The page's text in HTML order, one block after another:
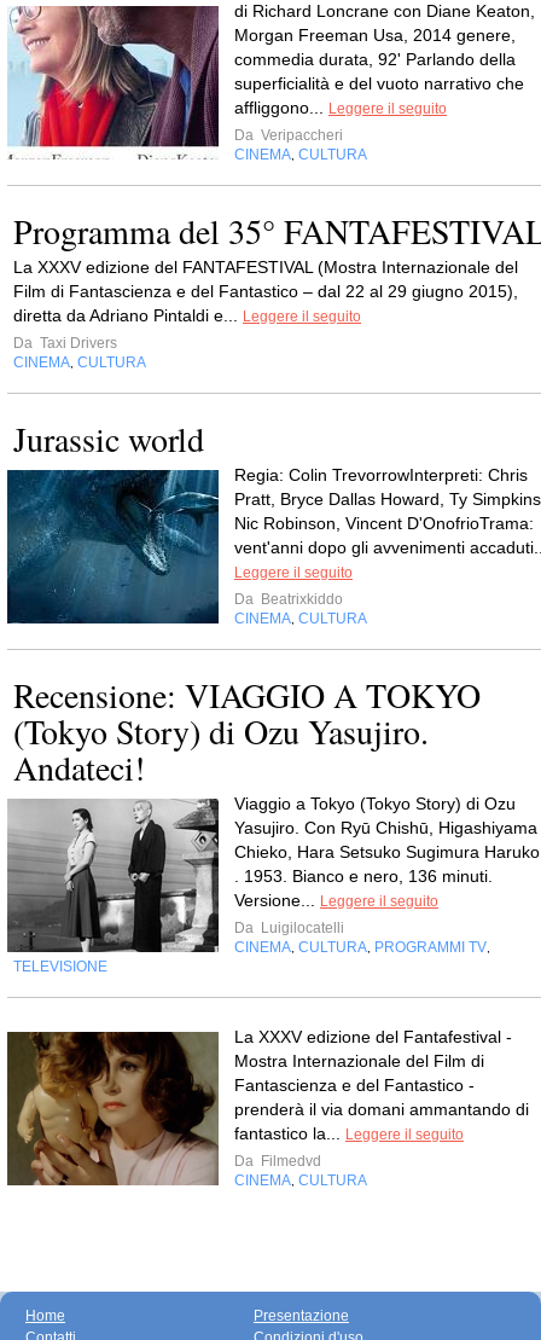
di Richard Loncrane con Diane Keaton,
Morgan Freeman Usa, 2014 genere,
commedia durata, 92' Parlando della
superficialità e del vuoto narrativo che
affliggono... Leggere il seguito
Da Veripaccheri
CINEMA, CULTURA
Programma del 35°
La XXXV edizione del FANTAFESTIVAL (Mostra Internazionale del
Film di Fantascienza e del Fantastico – dal 22 al 29 giugno 2015),
diretta da Adriano Pintaldi e... Leggere il seguito
Da Taxi Drivers
CINEMA, CULTURA
Jurassic world
Regia: Colin TrevorrowInterpreti: Chris
Pratt, Bryce Dallas Howard, Ty
Nic Robinson, Vincent D'OnofrioTrama:
vent'anni dopo gli avvenimenti
Leggere il seguito
Da Beatrixkiddo
CINEMA, CULTURA
Recensione: VIAGGIO A TOKYO
(Tokyo Story) di Ozu Yasujiro.
Andateci!
Viaggio a Tokyo (Tokyo Story) di Ozu
Yasujiro. Con Ryū Chishū, Higashiyama
Chieko, Hara Setsuko Sugimura Haruko
. 1953. Bianco e nero, 136 minuti.
Versione... Leggere il seguito
Da Luigilocatelli
CINEMA, CULTURA, PROGRAMMI TV,
TELEVISIONE
La XXXV edizione del Fantafestival -
Mostra Internazionale del Film di
Fantascienza e del Fantastico -
prenderà il via domani ammantando di
fantastico la... Leggere il seguito
Da Filmedvd
CINEMA, CULTURA
Home
Presentazione